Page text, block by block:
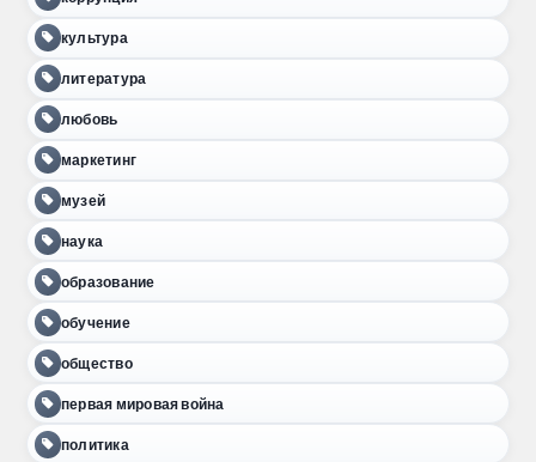
культура
литература
любовь
маркетинг
музей
наука
образование
обучение
общество
первая мировая война
политика